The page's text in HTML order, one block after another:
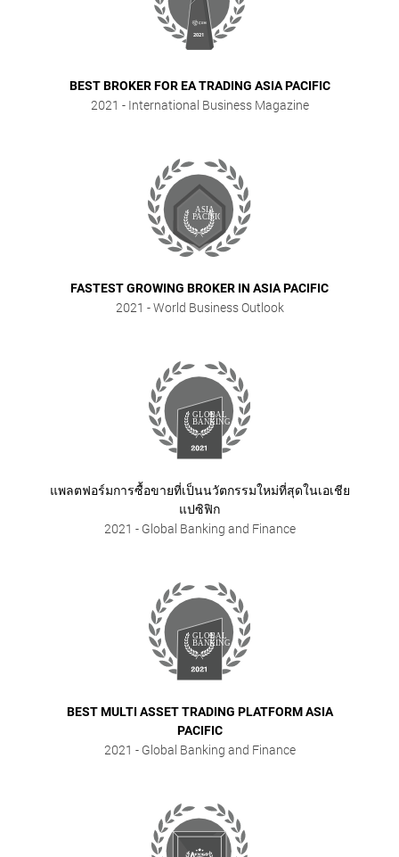
BEST BROKER FOR EA TRADING ASIA PACIFIC
2021 - International Business Magazine
FASTEST GROWING BROKER IN ASIA PACIFIC
2021 - World Business Outlook
แพลตฟอร์มการซื้อขายที่เป็นนวัตกรรมใหม่ที่สุดในเอเชีย
แปซิฟิก
2021 - Global Banking and Finance
BEST MULTI ASSET TRADING PLATFORM ASIA
PACIFIC
2021 - Global Banking and Finance